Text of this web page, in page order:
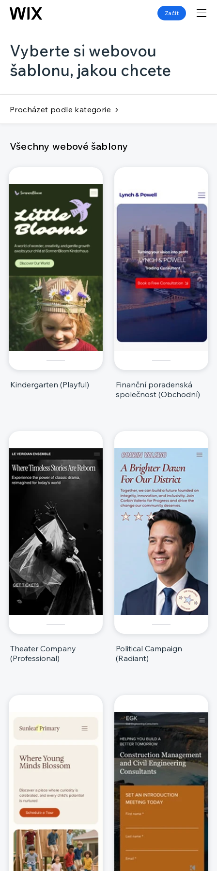
Začít
Vyberte si webovou
šablonu, jakou chcete
Procházet podle kategorie
Všechny webové šablony
Kindergarten (Playful)
Finanční poradenská
společnost (Obchodní)
Theater Company
(Professional)
Political Campaign
(Radiant)